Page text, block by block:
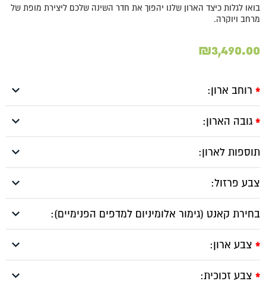
בואו לגלות כיצד הארון שלנו יהפוך את חדר השינה שלכם ליצירת מופת של
מרחב ויוקרה.
₪3,490.00
* רוחב ארון:
* גובה הארון:
תוספות לארון:
צבע פרזול:
בחירת קאנט (גימור אלומיניום למדפים הפנימיים):
* צבע ארון:
* צבע זכוכית: